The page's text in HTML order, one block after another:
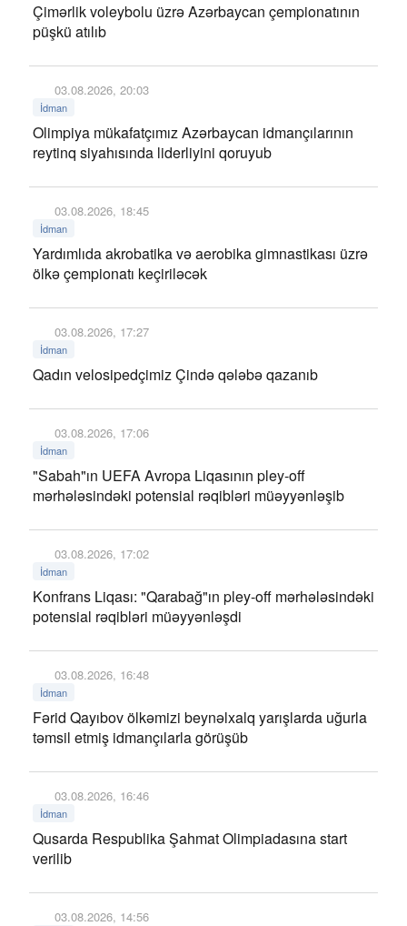
Çimərlik voleybolu üzrə Azərbaycan çempionatının
püşkü atılıb
03.08.2026, 20:03
İdman
Olimpiya mükafatçımız Azərbaycan idmançılarının
reytinq siyahısında liderliyini qoruyub
03.08.2026, 18:45
İdman
Yardımlıda akrobatika və aerobika gimnastikası üzrə
ölkə çempionatı keçiriləcək
03.08.2026, 17:27
İdman
Qadın velosipedçimiz Çində qələbə qazanıb
03.08.2026, 17:06
İdman
"Sabah"ın UEFA Avropa Liqasının pley-off
mərhələsindəki potensial rəqibləri müəyyənləşib
03.08.2026, 17:02
İdman
Konfrans Liqası: "Qarabağ"ın pley-off mərhələsindəki
potensial rəqibləri müəyyənləşdi
03.08.2026, 16:48
İdman
Fərid Qayıbov ölkəmizi beynəlxalq yarışlarda uğurla
təmsil etmiş idmançılarla görüşüb
03.08.2026, 16:46
İdman
Qusarda Respublika Şahmat Olimpiadasına start
verilib
03.08.2026, 14:56